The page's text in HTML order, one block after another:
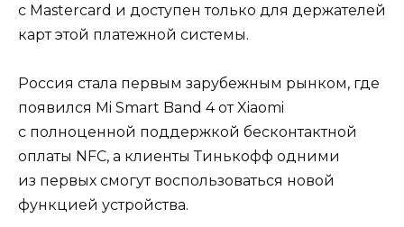
с Mastercard и доступен только для держателей
карт этой платежной системы.
Россия стала первым зарубежным рынком, где
появился Mi Smart Band 4 от Xiaomi
с полноценной поддержкой бесконтактной
оплаты NFC, а клиенты Тинькофф одними
из первых смогут воспользоваться новой
функцией устройства.